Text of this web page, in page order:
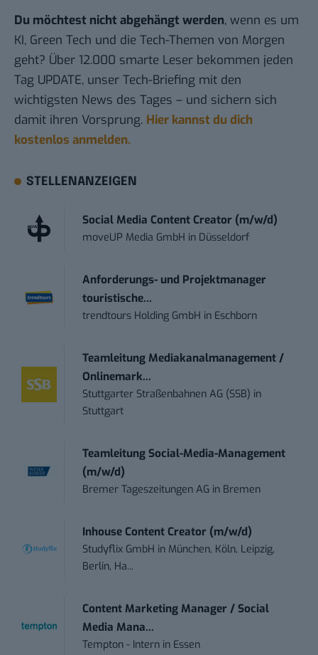
Du möchtest nicht abgehängt werden, wenn es um
KI, Green Tech und die Tech-Themen von Morgen
geht? Über 12.000 smarte Leser bekommen jeden
Tag UPDATE, unser Tech-Briefing mit den
wichtigsten News des Tages – und sichern sich
damit ihren Vorsprung. Hier kannst du dich
kostenlos anmelden.
STELLENANZEIGEN
Social Media Content Creator (m/w/d)
moveUP Media GmbH in Düsseldorf
Anforderungs- und Projektmanager
touristische...
trendtours Holding GmbH in Eschborn
Teamleitung Mediakanalmanagement /
Onlinemark...
Stuttgarter Straßenbahnen AG (SSB) in
Stuttgart
Teamleitung Social-Media-Management
(m/w/d)
Bremer Tageszeitungen AG in Bremen
Inhouse Content Creator (m/w/d)
Studyflix GmbH in München, Köln, Leipzig,
Berlin, Ha...
Content Marketing Manager / Social
Media Mana...
Tempton - Intern in Essen